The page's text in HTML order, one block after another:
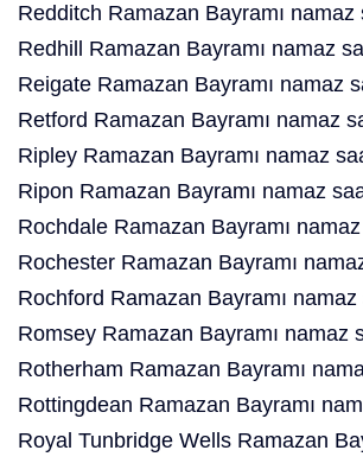
Redditch Ramazan Bayramı namaz
Redhill Ramazan Bayramı namaz
Reigate Ramazan Bayramı namaz
Retford Ramazan Bayramı namaz
Ripley Ramazan Bayramı namaz
Ripon Ramazan Bayramı namaz
Rochdale Ramazan Bayramı
Rochester Ramazan Bayramı
Rochford Ramazan Bayramı namaz
Romsey Ramazan Bayramı namaz
Rotherham Ramazan Bayramı
Rottingdean Ramazan Bayramı
Royal Tunbridge Wells Ramazan